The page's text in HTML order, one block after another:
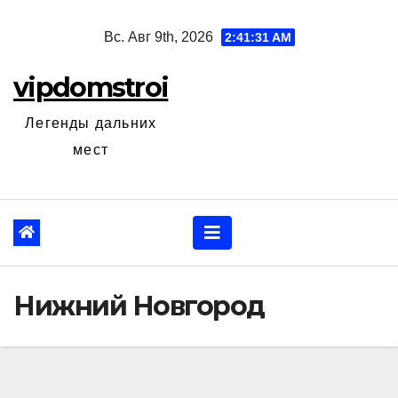
Вс. Авг 9th, 2026 2:41:32 AM
vipdomstroi
Легенды дальних
мест
Нижний Новгород